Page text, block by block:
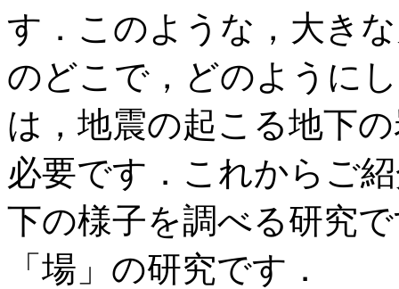
す．このような，大き
のどこで，どのように
は，地震の起こる地下
必要です．これからご
下の様子を調べる研究
「場」の研究です．